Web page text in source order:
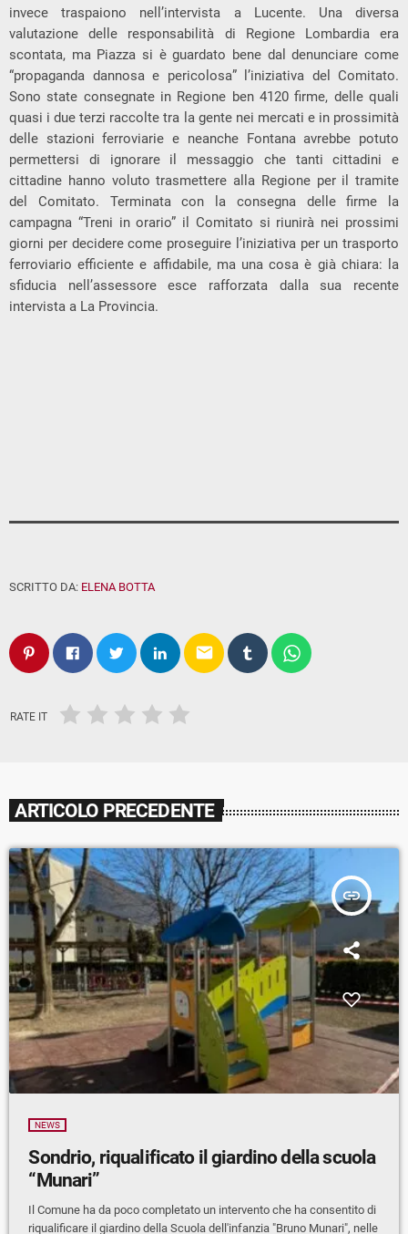
invece traspaiono nell’intervista a Lucente. Una diversa
valutazione delle responsabilità di Regione Lombardia era
scontata, ma Piazza si è guardato bene dal denunciare come
“propaganda dannosa e pericolosa” l’iniziativa del Comitato.
Sono state consegnate in Regione ben 4120 firme, delle quali
quasi i due terzi raccolte tra la gente nei mercati e in prossimità
delle stazioni ferroviarie e neanche Fontana avrebbe potuto
permettersi di ignorare il messaggio che tanti cittadini e
cittadine hanno voluto trasmettere alla Regione per il tramite
del Comitato. Terminata con la consegna delle firme la
campagna “Treni in orario” il Comitato si riunirà nei prossimi
giorni per decidere come proseguire l’iniziativa per un trasporto
ferroviario efficiente e affidabile, ma una cosa è già chiara: la
sfiducia nell’assessore esce rafforzata dalla sua recente
intervista a La Provincia.
SCRITTO DA: ELENA BOTTA
email
RATE IT
ARTICOLO PRECEDENTE
insert_link
NEWS
Sondrio, riqualificato il giardino della scuola
“Munari”
Il Comune ha da poco completato un intervento che ha consentito di
riqualificare il giardino della Scuola dell'infanzia "Bruno Munari", nelle